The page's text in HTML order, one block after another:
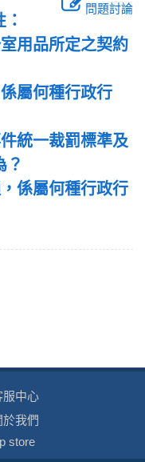
問題討論
用品所定之契約
屬何種行政行
統一裁罰標準及
？
係屬何種行政行
服中心
於我們